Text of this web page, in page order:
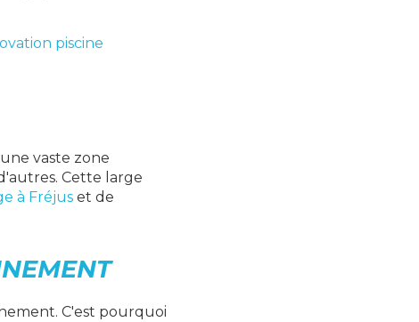
piscine
vaste zone
Cette large
à Fréjus et de
C'est pourquoi